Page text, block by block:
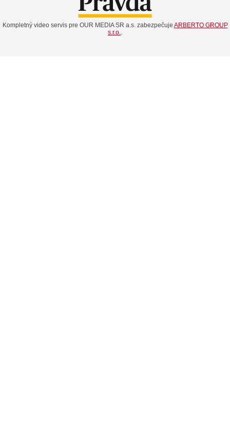
Kompletný video servis pre OUR MEDIA SR a.s. zabezpečuje ARBERTO GROUP
s.r.o..